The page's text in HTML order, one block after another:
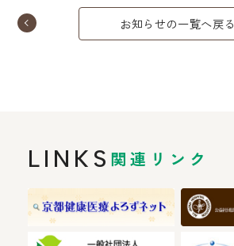
お知らせの一覧へ戻る
LINKS 関連リンク